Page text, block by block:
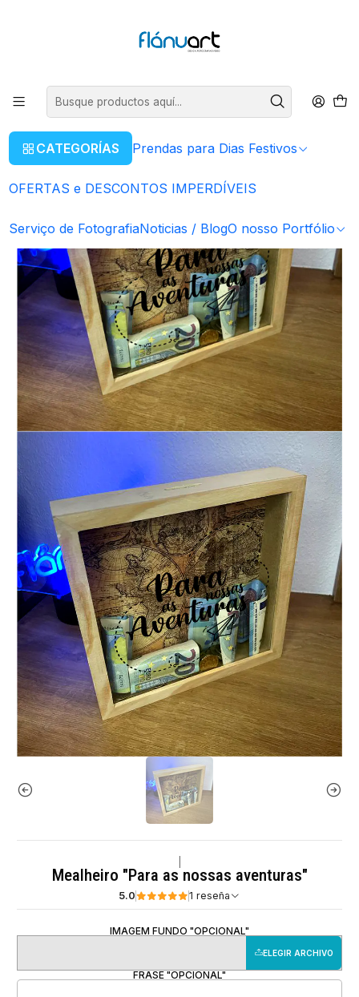
CATEGORÍAS Prendas para Dias Festivos
OFERTAS e DESCONTOS IMPERDÍVEIS
Serviço de FotografiaNoticias / BlogO nosso Portfólio
Prendas para Dias Festivos
Mealheiro "Para as nossas aventuras"
5.0 1 reseña
IMAGEM FUNDO "OPCIONAL"
ELEGIR ARCHIVO
FRASE "OPCIONAL"